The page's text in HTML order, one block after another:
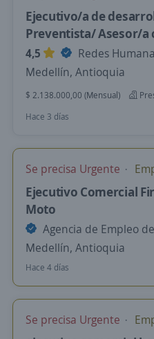
Ejecutivo/a de
Preventista/ Asesor/
4,5
Redes
Medellín, Antioquia
$ 2.138.000,00 (Mensual)
Hace 3 días
Se precisa Urgente
Ejecutivo Comercial
Moto
Agencia de Empleo
Medellín, Antioquia
Hace 4 días
Se precisa Urgente